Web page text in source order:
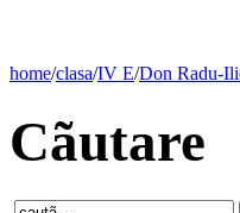
home/clasa/IV E/Don Radu-
Cãutare